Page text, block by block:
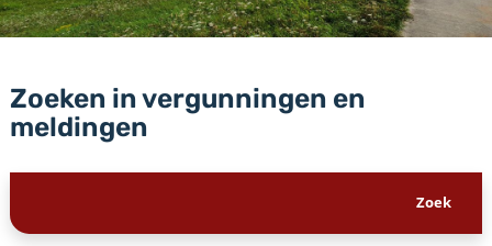
Zoeken in vergunningen en
meldingen